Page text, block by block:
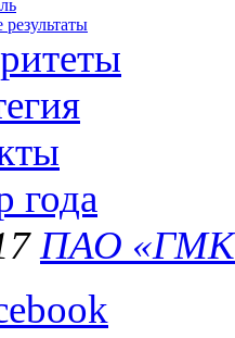
года
ПАО «ГМК